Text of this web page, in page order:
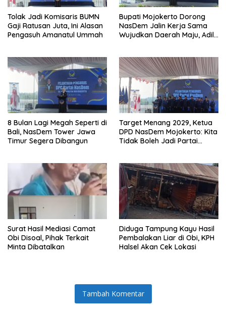
Tolak Jadi Komisaris BUMN
Gaji Ratusan Juta, Ini Alasan
Pengasuh Amanatul Ummah
Bupati Mojokerto Dorong
NasDem Jalin Kerja Sama
Wujudkan Daerah Maju, Adil,
8 Bulan Lagi Megah Seperti di
Bali, NasDem Tower Jawa
Timur Segera Dibangun
Target Menang 2029, Ketua
DPD NasDem Mojokerto: Kita
Tidak Boleh Jadi Partai
Surat Hasil Mediasi Camat
Obi Disoal, Pihak Terkait
Minta Dibatalkan
Diduga Tampung Kayu Hasil
Pembalakan Liar di Obi, KPH
Halsel Akan Cek Lokasi
Tambah Komentar